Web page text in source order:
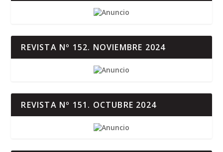
REVISTA Nº 152. NOVIEMBRE 2024
REVISTA Nº 151. OCTUBRE 2024